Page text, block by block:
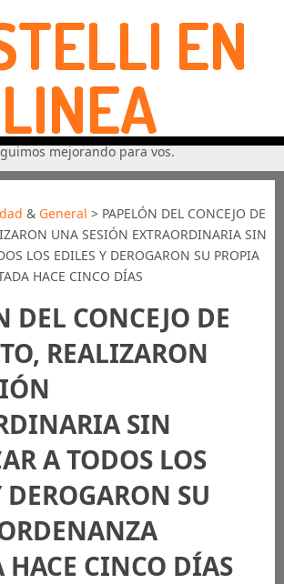
EN
LINEA
mejorando para vos.
& General > PAPELÓN DEL CONCEJO DE
UNA SESIÓN EXTRAORDINARIA SIN
LOS EDILES Y DEROGARON SU PROPIA
HACE CINCO DÍAS
DEL CONCEJO DE
REALIZARON
SIN
A TODOS LOS
DEROGARON SU
HACE CINCO DÍAS